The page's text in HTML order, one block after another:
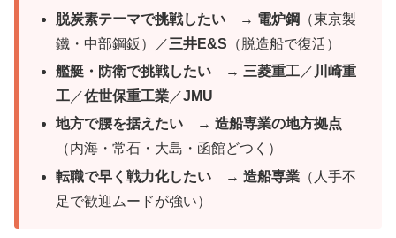
脱炭素テーマで挑戦したい → 電炉鋼
（東京製
鐵・中部鋼鈑）／三井E&S （脱造船で復活）
艦艇・防衛で挑戦したい → 三菱重工 ／ 川崎重
工 ／佐世保重工業 ／JMU
地方で腰を据えたい →造船専業の地方拠点
（内海・常石・大島・函館どつく）
転職で早く戦力化したい →造船専業 （人手不
足で歓迎ムードが強い）